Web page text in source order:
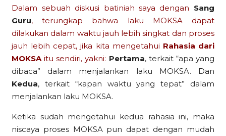
Dalam sebuah diskusi batiniah saya dengan Sang
Guru, terungkap bahwa laku MOKSA dapat
dilakukan dalam waktu jauh lebih singkat dan proses
jauh lebih cepat, jika kita mengetahui Rahasia dari
MOKSAitu sendiri, yakni: Pertama, terkait “apa yang
dibaca” dalam menjalankan laku MOKSA. Dan
Kedua, terkait “kapan waktu yang tepat” dalam
menjalankan laku MOKSA.
Ketika sudah mengetahui kedua rahasia ini, maka
niscaya proses MOKSA pun dapat dengan mudah